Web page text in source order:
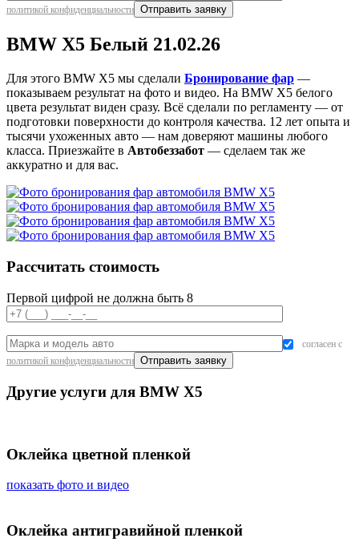
политикой конфиденциальности
BMW X5 Белый 21.02.26
Для этого BMW X5 мы сделали Бронирование фар —
показываем результат на фото и видео. На BMW X5 белого
цвета результат виден сразу. Всё сделали по регламенту — от
подготовки поверхности до контроля качества. 12 лет опыта и
тысячи ухоженных авто — нам доверяют машины любого
класса. Приезжайте в Автобеззабот — сделаем так же
аккуратно и для вас.
Рассчитать стоимость
Первой цифрой не должна быть 8
согласен с
политикой конфиденциальности
Другие услуги для BMW X5
Оклейка цветной пленкой
показать фото и видео
Оклейка антигравийной пленкой